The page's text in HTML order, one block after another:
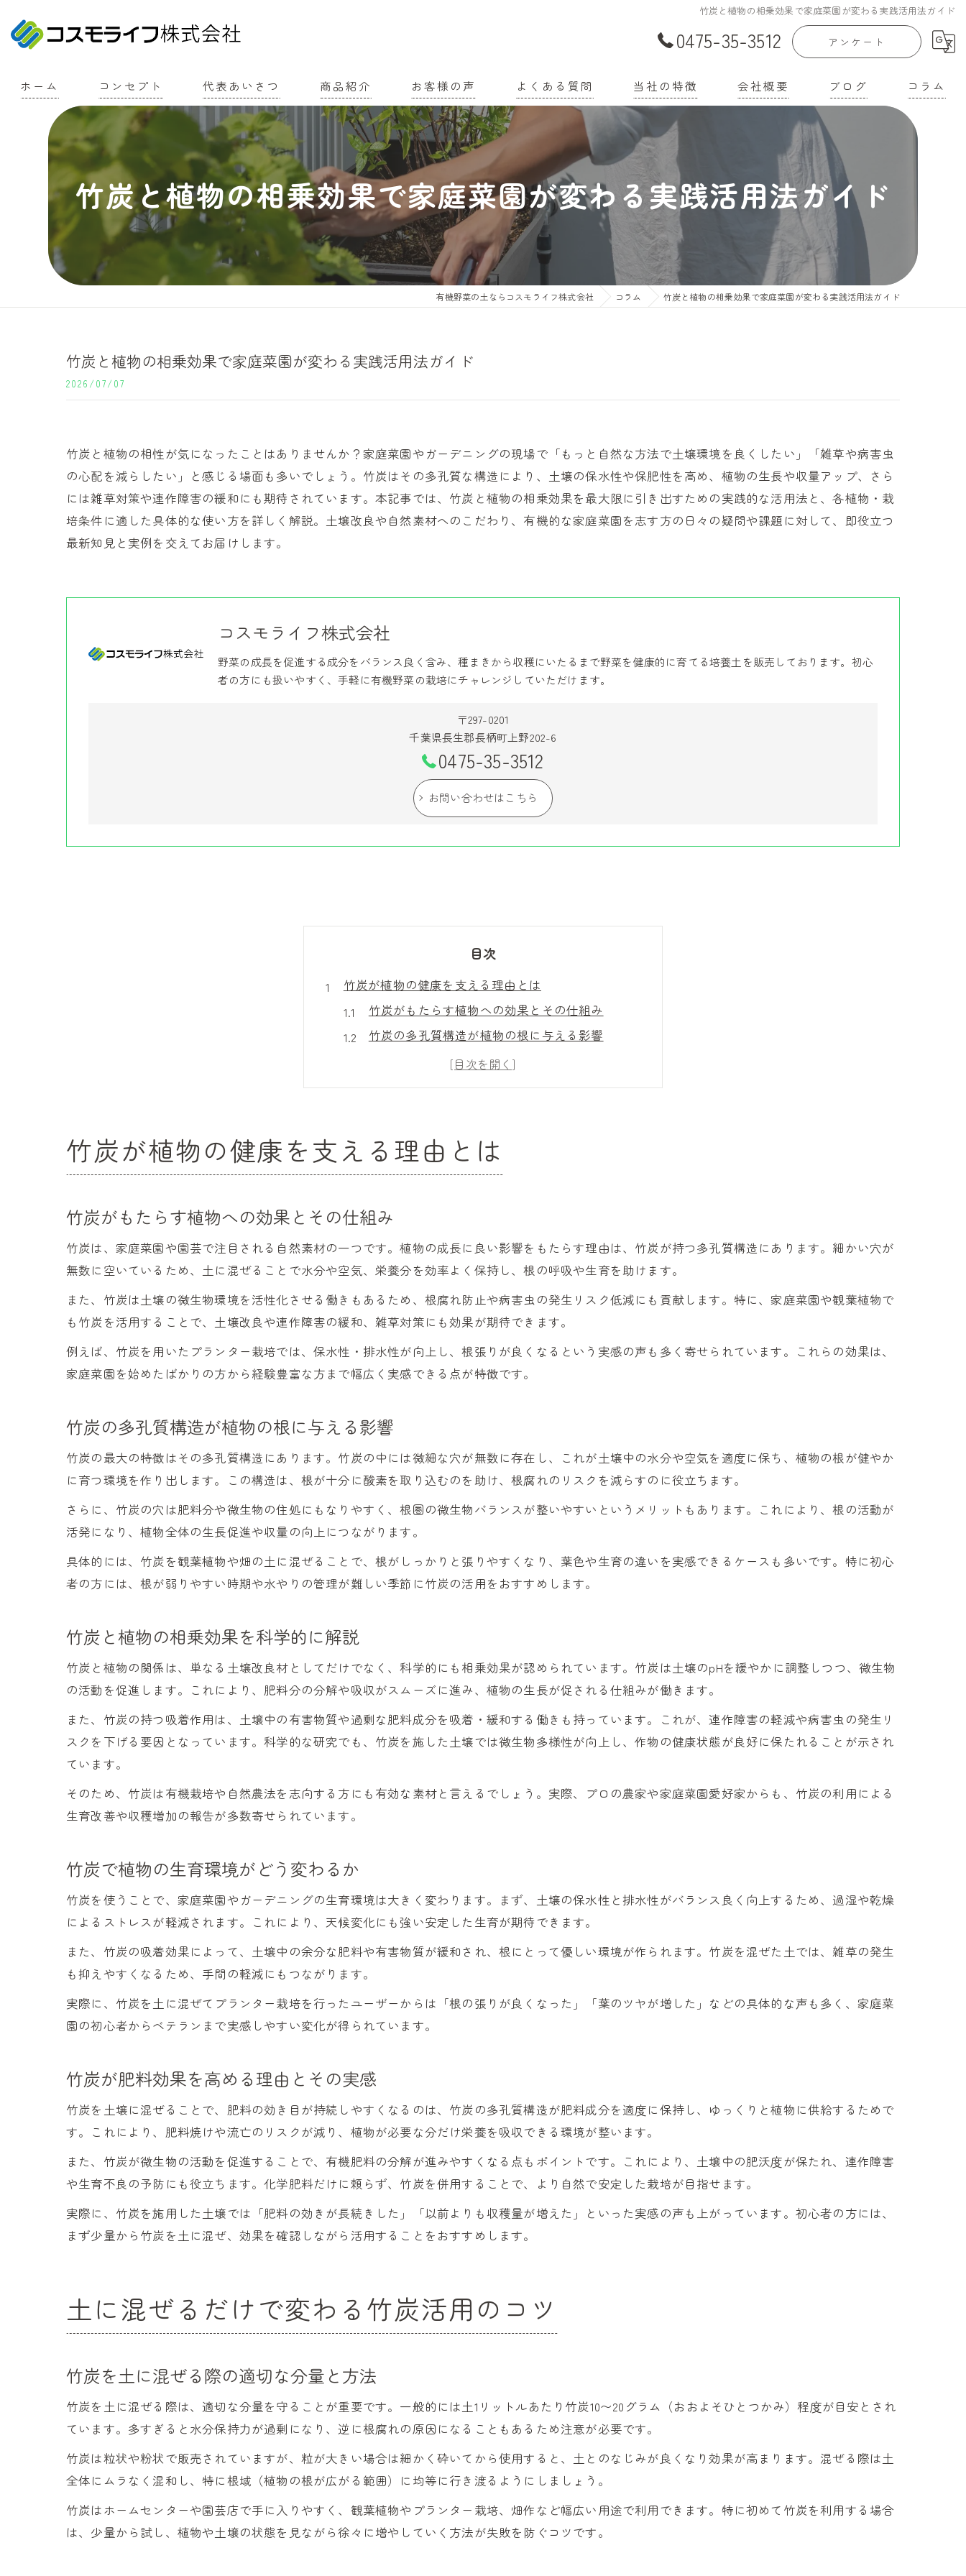
竹炭と植物の相乗効果で家庭菜園が変わる実践活用法ガイド
0475-35-3512 アンケート
ホーム コンセプト 代表あいさつ 商品紹介 お客様の声 よくある質問 当社の特徴
家庭菜園
農家
有機培養土
土壌改良材
有機肥料
会社概要 ブログ コラム
竹炭と植物の相乗効果で家庭菜園が変わる実践活用法ガイド
有機野菜の土ならコスモライフ株式会社 コラム 竹炭と植物の相乗効果で家庭菜園が変わる実践活用法ガイド
竹炭と植物の相乗効果で家庭菜園が変わる実践活用法ガイド
2026/07/07
竹炭と植物の相性が気になったことはありませんか？家庭菜園やガーデニングの現場で「もっと自然な方法で土壌環境を良くしたい」「雑草や病害虫
の心配を減らしたい」と感じる場面も多いでしょう。竹炭はその多孔質な構造により、土壌の保水性や保肥性を高め、植物の生長や収量アップ、さら
には雑草対策や連作障害の緩和にも期待されています。本記事では、竹炭と植物の相乗効果を最大限に引き出すための実践的な活用法と、各植物・栽
培条件に適した具体的な使い方を詳しく解説。土壌改良や自然素材へのこだわり、有機的な家庭菜園を志す方の日々の疑問や課題に対して、即役立つ
最新知見と実例を交えてお届けします。
コスモライフ株式会社
野菜の成長を促進する成分をバランス良く含み、種まきから収穫にいたるまで野菜を健康的に育てる培養土を販売しております。初心
者の方にも扱いやすく、手軽に有機野菜の栽培にチャレンジしていただけます。
〒297-0201
千葉県長生郡長柄町上野202-6
0475-35-3512
お問い合わせはこちら
目次
竹炭が植物の健康を支える理由とは
竹炭がもたらす植物への効果とその仕組み
竹炭の多孔質構造が植物の根に与える影響
竹炭と植物の相乗効果を科学的に解説
竹炭で植物の生育環境がどう変わるか
土に混ぜるだけで変わる竹炭活用のコツ
竹炭を土に混ぜる際の適切な分量と方法
竹炭と土を混ぜるタイミングと注意点
竹炭を土に混ぜることで雑草対策も可能
竹炭を使った園芸で期待できる効果とは
観葉植物や畑での竹炭活用アイデア集
竹炭と植物の相乗効果を実感する方法
竹炭と植物の相乗効果を体験するポイント
竹炭使用で植物の育ちが変わる実例紹介
家庭菜園で竹炭効果を引き出すコツ
竹炭で収量アップを目指す実践的アプローチ
観葉植物にも使える竹炭活用の工夫
雑草対策にも竹炭を活かす新発想
竹炭を敷くことで得られる雑草抑制効果
竹炭マルチングが雑草管理に役立つ理由
竹炭活用で雑草を減らすための工夫
デメリットを避ける竹炭使用時の注意点
竹炭の過剰投入による植物への影響と防ぎ方
竹炭が植物の健康を支える理由とは
竹炭がもたらす植物への効果とその仕組み
竹炭は、家庭菜園や園芸で注目される自然素材の一つです。植物の成長に良い影響をもたらす理由は、竹炭が持つ多孔質構造にあります。細かい穴が
無数に空いているため、土に混ぜることで水分や空気、栄養分を効率よく保持し、根の呼吸や生育を助けます。
また、竹炭は土壌の微生物環境を活性化させる働きもあるため、根腐れ防止や病害虫の発生リスク低減にも貢献します。特に、家庭菜園や観葉植物で
も竹炭を活用することで、土壌改良や連作障害の緩和、雑草対策にも効果が期待できます。
例えば、竹炭を用いたプランター栽培では、保水性・排水性が向上し、根張りが良くなるという実感の声も多く寄せられています。これらの効果は、
家庭菜園を始めたばかりの方から経験豊富な方まで幅広く実感できる点が特徴です。
竹炭の多孔質構造が植物の根に与える影響
竹炭の最大の特徴はその多孔質構造にあります。竹炭の中には微細な穴が無数に存在し、これが土壌中の水分や空気を適度に保ち、植物の根が健やか
に育つ環境を作り出します。この構造は、根が十分に酸素を取り込むのを助け、根腐れのリスクを減らすのに役立ちます。
さらに、竹炭の穴は肥料分や微生物の住処にもなりやすく、根圏の微生物バランスが整いやすいというメリットもあります。これにより、根の活動が
活発になり、植物全体の生長促進や収量の向上につながります。
具体的には、竹炭を観葉植物や畑の土に混ぜることで、根がしっかりと張りやすくなり、葉色や生育の違いを実感できるケースも多いです。特に初心
者の方には、根が弱りやすい時期や水やりの管理が難しい季節に竹炭の活用をおすすめします。
竹炭と植物の相乗効果を科学的に解説
竹炭と植物の関係は、単なる土壌改良材としてだけでなく、科学的にも相乗効果が認められています。竹炭は土壌のpHを緩やかに調整しつつ、微生物
の活動を促進します。これにより、肥料分の分解や吸収がスムーズに進み、植物の生長が促される仕組みが働きます。
また、竹炭の持つ吸着作用は、土壌中の有害物質や過剰な肥料成分を吸着・緩和する働きも持っています。これが、連作障害の軽減や病害虫の発生リ
スクを下げる要因となっています。科学的な研究でも、竹炭を施した土壌では微生物多様性が向上し、作物の健康状態が良好に保たれることが示され
ています。
そのため、竹炭は有機栽培や自然農法を志向する方にも有効な素材と言えるでしょう。実際、プロの農家や家庭菜園愛好家からも、竹炭の利用による
生育改善や収穫増加の報告が多数寄せられています。
竹炭で植物の生育環境がどう変わるか
竹炭を使うことで、家庭菜園やガーデニングの生育環境は大きく変わります。まず、土壌の保水性と排水性がバランス良く向上するため、過湿や乾燥
によるストレスが軽減されます。これにより、天候変化にも強い安定した生育が期待できます。
また、竹炭の吸着効果によって、土壌中の余分な肥料や有害物質が緩和され、根にとって優しい環境が作られます。竹炭を混ぜた土では、雑草の発生
も抑えやすくなるため、手間の軽減にもつながります。
実際に、竹炭を土に混ぜてプランター栽培を行ったユーザーからは「根の張りが良くなった」「葉のツヤが増した」などの具体的な声も多く、家庭菜
園の初心者からベテランまで実感しやすい変化が得られています。
竹炭が肥料効果を高める理由とその実感
竹炭を土壌に混ぜることで、肥料の効き目が持続しやすくなるのは、竹炭の多孔質構造が肥料成分を適度に保持し、ゆっくりと植物に供給するためで
す。これにより、肥料焼けや流亡のリスクが減り、植物が必要な分だけ栄養を吸収できる環境が整います。
また、竹炭が微生物の活動を促進することで、有機肥料の分解が進みやすくなる点もポイントです。これにより、土壌中の肥沃度が保たれ、連作障害
や生育不良の予防にも役立ちます。化学肥料だけに頼らず、竹炭を併用することで、より自然で安定した栽培が目指せます。
実際に、竹炭を施用した土壌では「肥料の効きが長続きした」「以前よりも収穫量が増えた」といった実感の声も上がっています。初心者の方には、
まず少量から竹炭を土に混ぜ、効果を確認しながら活用することをおすすめします。
土に混ぜるだけで変わる竹炭活用のコツ
竹炭を土に混ぜる際の適切な分量と方法
竹炭を土に混ぜる際は、適切な分量を守ることが重要です。一般的には土1リットルあたり竹炭10〜20グラム（おおよそひとつかみ）程度が目安とされ
ています。多すぎると水分保持力が過剰になり、逆に根腐れの原因になることもあるため注意が必要です。
竹炭は粒状や粉状で販売されていますが、粒が大きい場合は細かく砕いてから使用すると、土とのなじみが良くなり効果が高まります。混ぜる際は土
全体にムラなく混和し、特に根域（植物の根が広がる範囲）に均等に行き渡るようにしましょう。
竹炭はホームセンターや園芸店で手に入りやすく、観葉植物やプランター栽培、畑作など幅広い用途で利用できます。特に初めて竹炭を利用する場合
は、少量から試し、植物や土壌の状態を見ながら徐々に増やしていく方法が失敗を防ぐコツです。